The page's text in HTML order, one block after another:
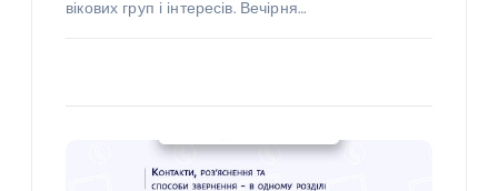
вікових груп і інтересів. Вечірня…